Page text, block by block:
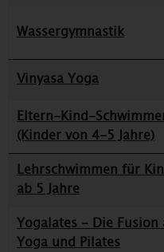
Wassergymnastik
Vinyasa Yoga
Eltern-Kind-
(Kinder von 4-5 Jahre)
Lehrschwimmen für
ab 5 Jahre
Yogalates - Die Fusion
Yoga und Pilates